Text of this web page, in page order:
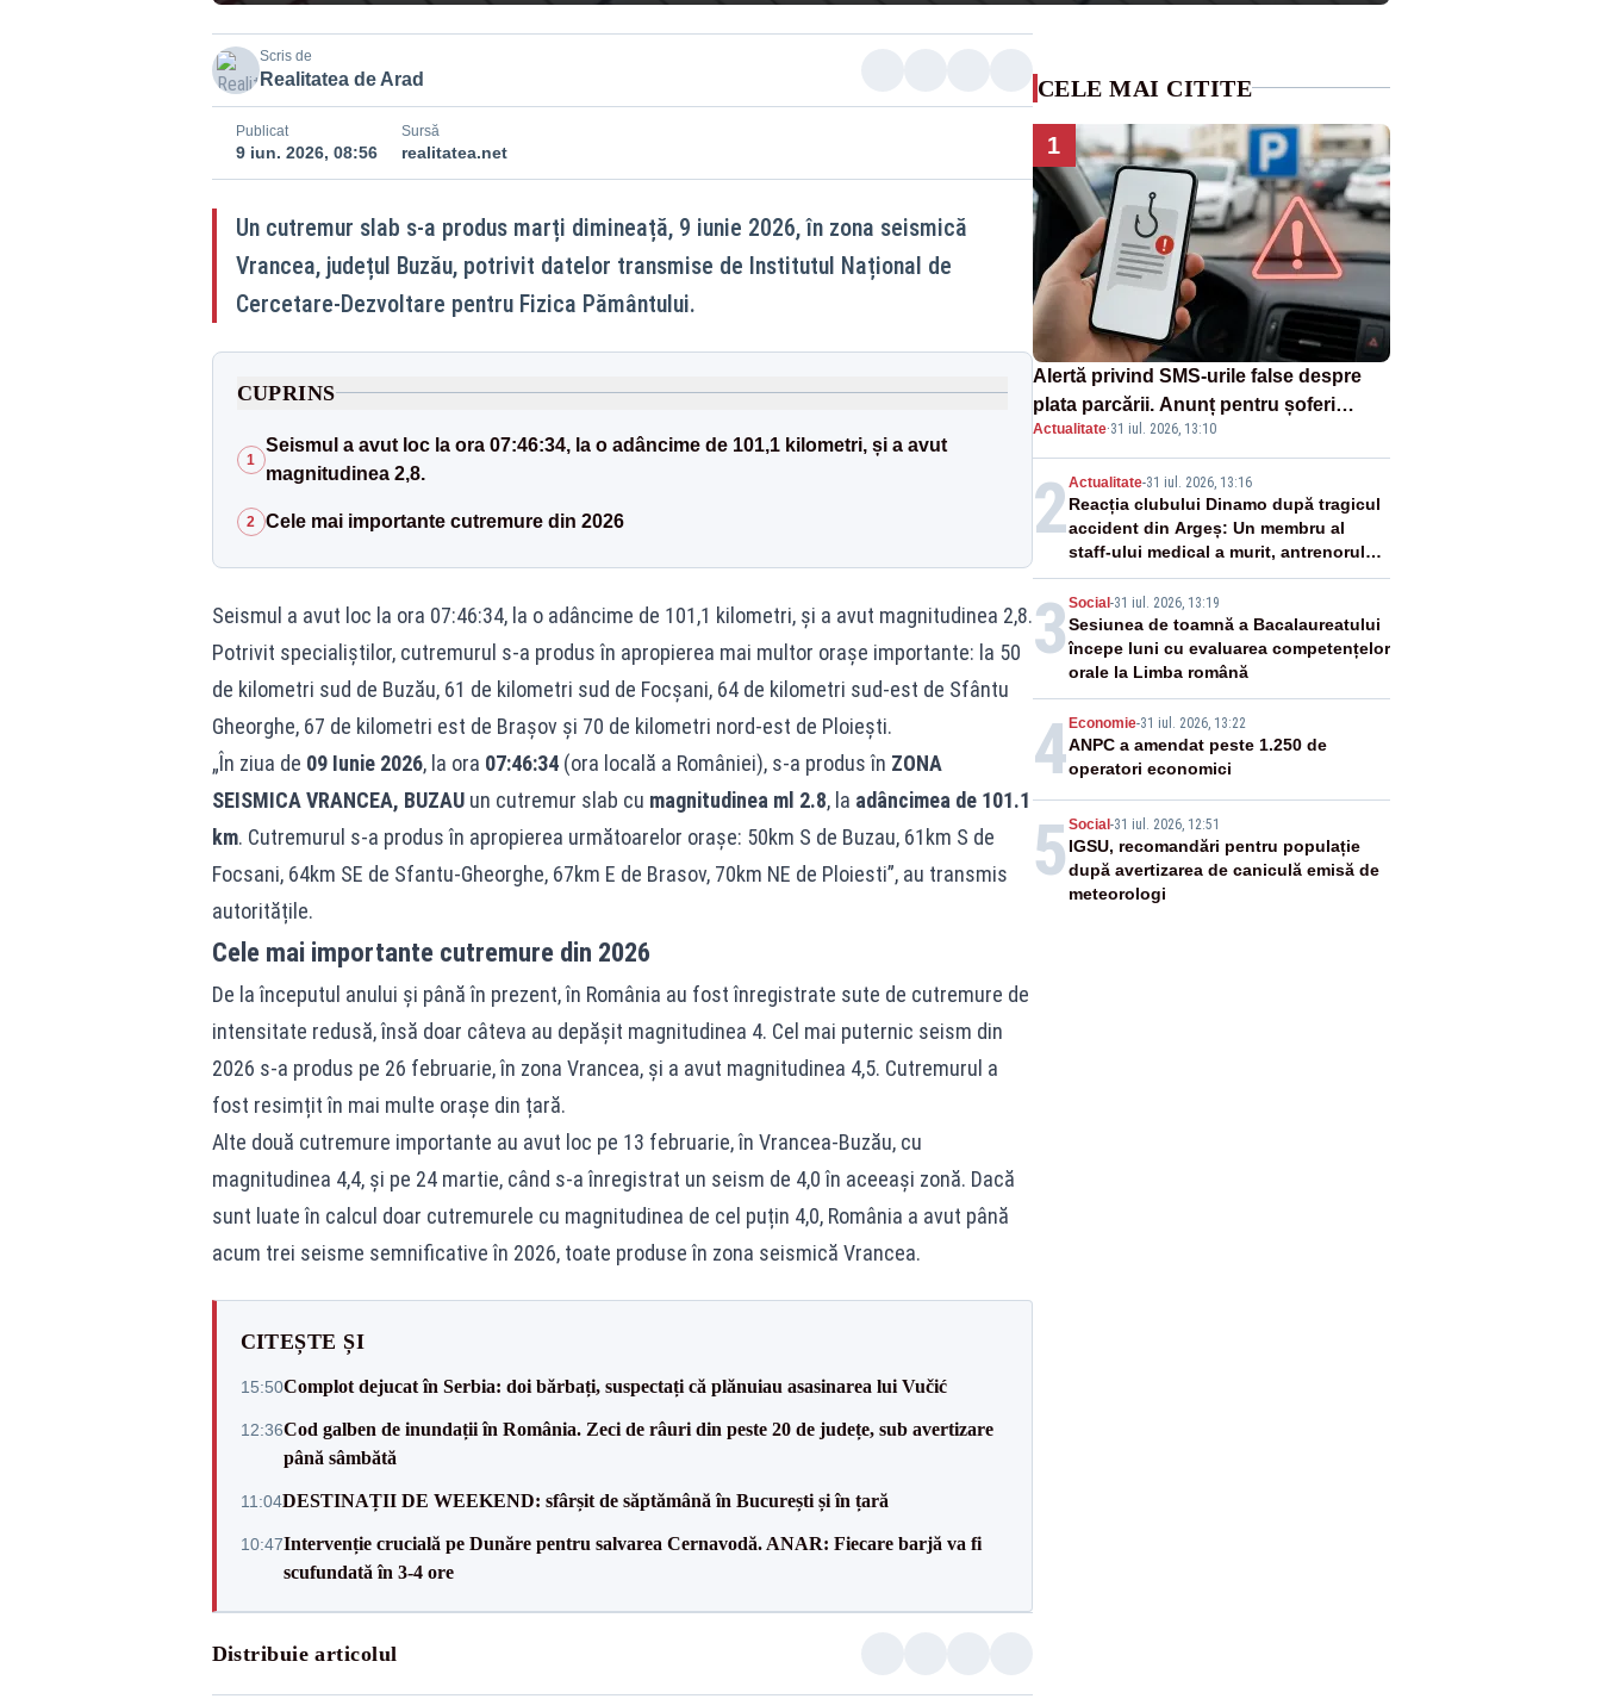
Scris de
Realitatea de Arad
Publicat
9 iun. 2026, 08:56
Sursă
realitatea.net
Un cutremur slab s-a produs marți dimineață, 9 iunie 2026, în zona seismică
Vrancea, județul Buzău, potrivit datelor transmise de Institutul Național de
Cercetare-Dezvoltare pentru Fizica Pământului.
CUPRINS
1
Seismul a avut loc la ora 07:46:34, la o adâncime de 101,1 kilometri, și a avut
magnitudinea 2,8.
2 Cele mai importante cutremure din 2026
Seismul a avut loc la ora 07:46:34, la o adâncime de 101,1 kilometri, și a avut magnitudinea 2,8.
Potrivit specialiștilor, cutremurul s-a produs în apropierea mai multor orașe importante: la 50
de kilometri sud de Buzău, 61 de kilometri sud de Focșani, 64 de kilometri sud-est de Sfântu
Gheorghe, 67 de kilometri est de Brașov și 70 de kilometri nord-est de Ploiești.
„În ziua de 09 Iunie 2026, la ora 07:46:34 (ora locală a României), s-a produs în ZONA
SEISMICA VRANCEA, BUZAUun cutremur slab cu magnitudinea ml 2.8, la adâncimea de 101.1
km. Cutremurul s-a produs în apropierea următoarelor oraşe: 50km S de Buzau, 61km S de
Focsani, 64km SE de Sfantu-Gheorghe, 67km E de Brasov, 70km NE de Ploiesti”, au transmis
autoritățile.
Cele mai importante cutremure din 2026
De la începutul anului și până în prezent, în România au fost înregistrate sute de cutremure de
intensitate redusă, însă doar câteva au depășit magnitudinea 4. Cel mai puternic seism din
2026 s-a produs pe 26 februarie, în zona Vrancea, și a avut magnitudinea 4,5. Cutremurul a
fost resimțit în mai multe orașe din țară.
Alte două cutremure importante au avut loc pe 13 februarie, în Vrancea-Buzău, cu
magnitudinea 4,4, și pe 24 martie, când s-a înregistrat un seism de 4,0 în aceeași zonă. Dacă
sunt luate în calcul doar cutremurele cu magnitudinea de cel puțin 4,0, România a avut până
acum trei seisme semnificative în 2026, toate produse în zona seismică Vrancea.
CITEȘTE ȘI
15:50Complot dejucat în Serbia: doi bărbați, suspectați că plănuiau asasinarea lui Vučić
12:36Cod galben de inundații în România. Zeci de râuri din peste 20 de județe, sub avertizare
până sâmbătă
11:04DESTINAȚII DE WEEKEND: sfârșit de săptămână în București și în țară
10:47Intervenție crucială pe Dunăre pentru salvarea Cernavodă. ANAR: Fiecare barjă va fi
scufundată în 3-4 ore
Distribuie articolul
CELE MAI CITITE
1
Alertă privind SMS-urile false despre
plata parcării. Anunț pentru șoferi
asupra unei noi metode de fraudă
online
Actualitate·31 iul. 2026, 13:10
2Actualitate-31 iul. 2026, 13:16
Reacția clubului Dinamo după tragicul
accident din Argeș: Un membru al
staff-ului medical a murit, antrenorul
Adrian Ropotan este în spital
3 Social-31 iul. 2026, 13:19
Sesiunea de toamnă a Bacalaureatului
începe luni cu evaluarea competențelor
orale la Limba română
4Economie-31 iul. 2026, 13:22
ANPC a amendat peste 1.250 de
operatori economici
5 Social-31 iul. 2026, 12:51
IGSU, recomandări pentru populație
după avertizarea de caniculă emisă de
meteorologi